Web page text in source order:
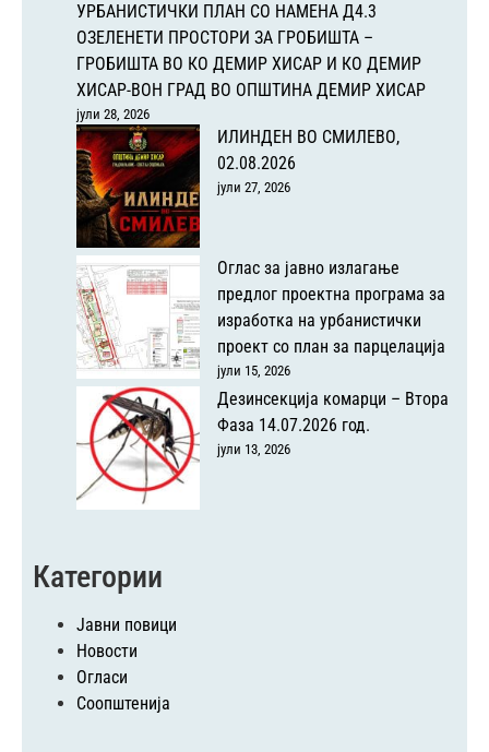
УРБАНИСТИЧКИ ПЛАН СО НАМЕНА Д4.3
ОЗЕЛЕНЕТИ ПРОСТОРИ ЗА ГРОБИШТА –
ГРОБИШТА ВО КО ДЕМИР ХИСАР И КО ДЕМИР
ХИСАР-ВОН ГРАД ВО ОПШТИНА ДЕМИР ХИСАР
јули 28, 2026
ИЛИНДЕН ВО СМИЛЕВО,
02.08.2026
јули 27, 2026
Оглас за јавно излагање
предлог проектна програма за
изработка на урбанистички
проект со план за парцелација
јули 15, 2026
Дезинсекција комарци – Втора
Фаза 14.07.2026 год.
јули 13, 2026
Категории
Јавни повици
Новости
Огласи
Соопштенија